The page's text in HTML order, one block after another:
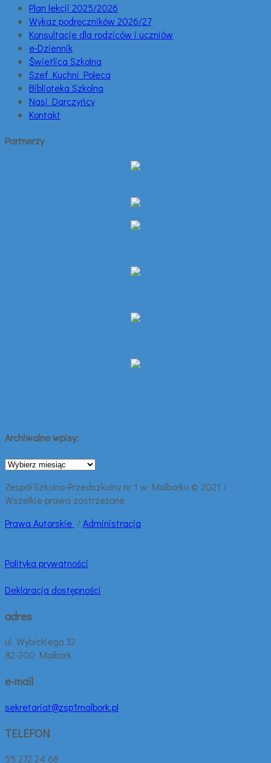
Plan lekcji 2025/2026
Wykaz podręczników 2026/27
Konsultacje dla rodziców i uczniów
e-Dziennik
Świetlica Szkolna
Szef Kuchni Poleca
Biblioteka Szkolna
Nasi Darczyńcy
Kontakt
Partnerzy
Archiwalne wpisy:
Archiwalne
Zespół Szkolno-Przedszkolny nr 1 w Malborku © 2021 /
Wszelkie prawa zastrzeżone
Prawa Autorskie /Administracja
Polityka prywatności
Deklaracja dostępności
adres
ul. Wybickiego 32
82-200 Malbork
e-mail
sekretariat@zsp1malbork.pl
TELEFON
55 272 24 68